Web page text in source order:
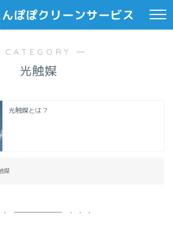
ぽぽクリーンサービス
―
光触媒
光触媒とは？
媒